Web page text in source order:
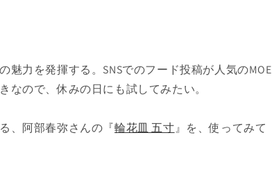
力を発揮する。SNSでのフード投稿が人気のMOE
なので、休みの日にも試してみたい。
、阿部春弥さんの『輪花皿 五寸』を、使ってみて